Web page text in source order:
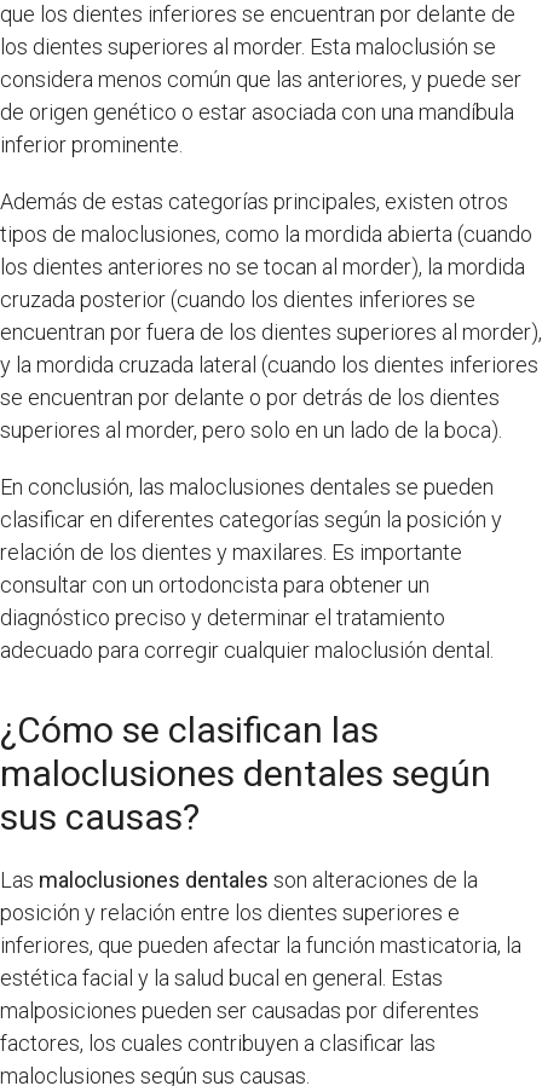
que los dientes inferiores se encuentran por delante de
los dientes superiores al morder. Esta maloclusión se
considera menos común que las anteriores, y puede ser
de origen genético o estar asociada con una mandíbula
inferior prominente.
Además de estas categorías principales, existen otros
tipos de maloclusiones, como la mordida abierta (cuando
los dientes anteriores no se tocan al morder), la mordida
cruzada posterior (cuando los dientes inferiores se
encuentran por fuera de los dientes superiores al morder),
y la mordida cruzada lateral (cuando los dientes inferiores
se encuentran por delante o por detrás de los dientes
superiores al morder, pero solo en un lado de la boca).
En conclusión, las maloclusiones dentales se pueden
clasificar en diferentes categorías según la posición y
relación de los dientes y maxilares. Es importante
consultar con un ortodoncista para obtener un
diagnóstico preciso y determinar el tratamiento
adecuado para corregir cualquier maloclusión dental.
¿Cómo se clasifican las
maloclusiones dentales según
sus causas?
Las maloclusiones dentales son alteraciones de la
posición y relación entre los dientes superiores e
inferiores, que pueden afectar la función masticatoria, la
estética facial y la salud bucal en general. Estas
malposiciones pueden ser causadas por diferentes
factores, los cuales contribuyen a clasificar las
maloclusiones según sus causas.